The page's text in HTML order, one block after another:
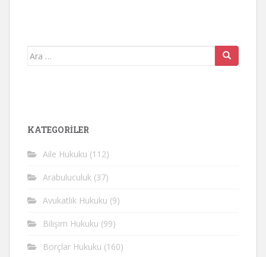
Arama
KATEGORİLER
Aile Hukuku (112)
Arabuluculuk (37)
Avukatlık Hukuku (9)
Bilişim Hukuku (99)
Borçlar Hukuku (160)